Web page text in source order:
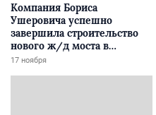
Компания Бориса
Ушеровича успешно
завершила строительство
нового ж/д моста в
Забайкалье
17 ноября